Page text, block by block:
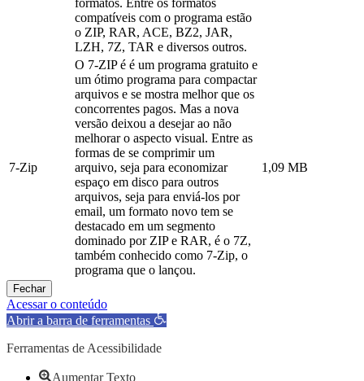
compatíveis com o programa estão
o ZIP, RAR, ACE, BZ2, JAR,
LZH, 7Z, TAR e diversos outros.
7-Zip
O 7-ZIP é é um programa gratuito e
um ótimo programa para compactar
arquivos e se mostra melhor que os
concorrentes pagos. Mas a nova
versão deixou a desejar ao não
melhorar o aspecto visual. Entre as
formas de se comprimir um
arquivo, seja para economizar
espaço em disco para outros
arquivos, seja para enviá-los por
email, um formato novo tem se
destacado em um segmento
dominado por ZIP e RAR, é o 7Z,
também conhecido como 7-Zip, o
programa que o lançou.
1,09 MB
Fechar
Acessar o conteúdo
Abrir a barra de ferramentas
Ferramentas de Acessibilidade
Aumentar Texto